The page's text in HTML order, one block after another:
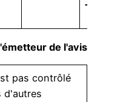
Total
de l'avis
pas contrôlé
d'autres